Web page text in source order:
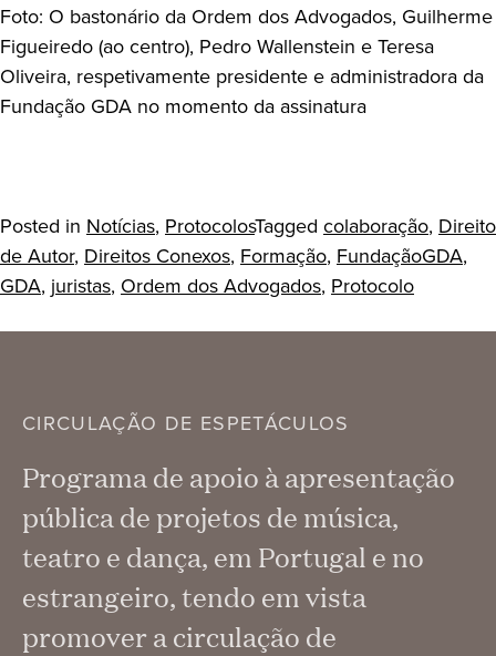
Foto: O bastonário da Ordem dos Advogados, Guilherme
Figueiredo (ao centro), Pedro Wallenstein e Teresa
Oliveira, respetivamente presidente e administradora da
Fundação GDA no momento da assinatura
Posted in Notícias, ProtocolosTagged colaboração, Direito
de Autor, Direitos Conexos, Formação, FundaçãoGDA,
GDA, juristas, Ordem dos Advogados, Protocolo
CIRCULAÇÃO DE ESPETÁCULOS
Programa de apoio à apresentação
pública de projetos de música,
teatro e dança, em Portugal e no
estrangeiro, tendo em vista
promover a circulação de